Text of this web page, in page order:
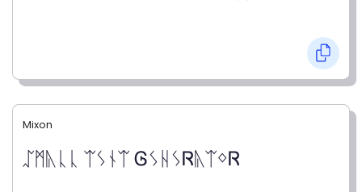
Mixon
ᛢᛗᚣᚳᚳ ᛠᛊᚾᛠ ᎶᛊᚺᛊᏒᚣᛠᛜᏒ